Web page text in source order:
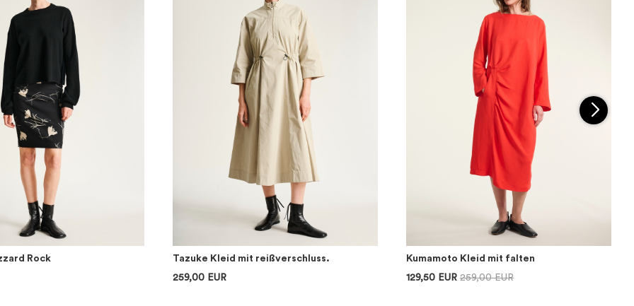
Rock
Tazuke Kleid mit reißverschluss.
259,00 EUR
Kumamoto Kleid mit falten
129,50 EUR 259,00 EUR